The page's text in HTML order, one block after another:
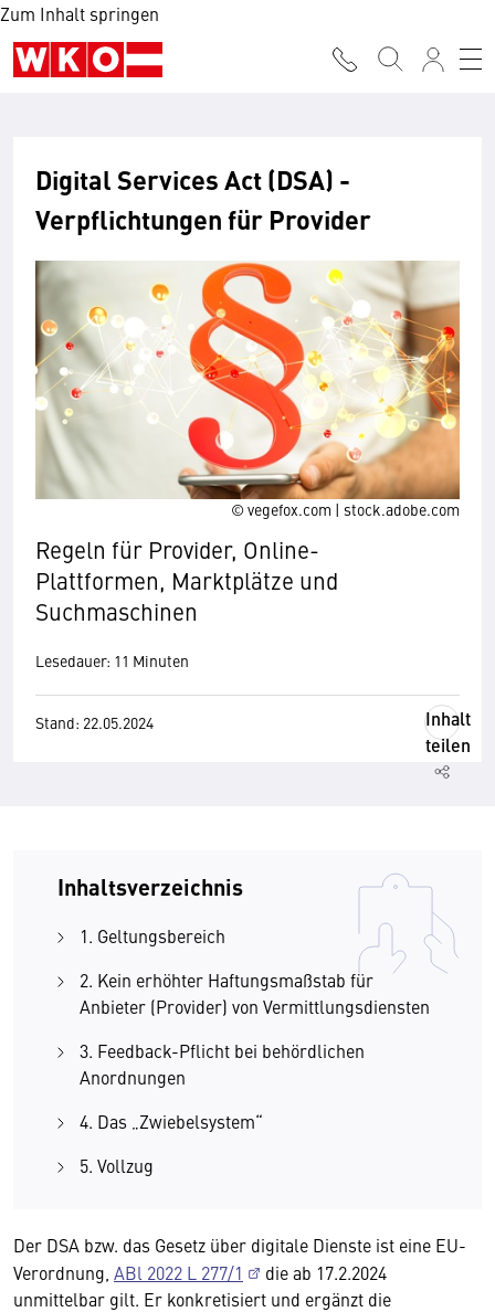
Zum Inhalt springen
© vegefox.com | stock.adobe.com
Digital Services Act (DSA) -
Verpflichtungen für Provider
Regeln für Provider, Online-
Plattformen, Marktplätze und
Suchmaschinen
Lesedauer: 11 Minuten
Stand: 22.05.2024
Inhalt
teilen
Inhaltsverzeichnis
1. Geltungsbereich
2. Kein erhöhter Haftungsmaßstab für
Anbieter (Provider) von Vermittlungsdiensten
3. Feedback-Pflicht bei behördlichen
Anordnungen
4. Das „Zwiebelsystem“
5. Vollzug
Der DSA bzw. das Gesetz über digitale Dienste ist eine EU-
Verordnung, ABl 2022 L 277/1
die ab 17.2.2024
unmittelbar gilt. Er konkretisiert und ergänzt die